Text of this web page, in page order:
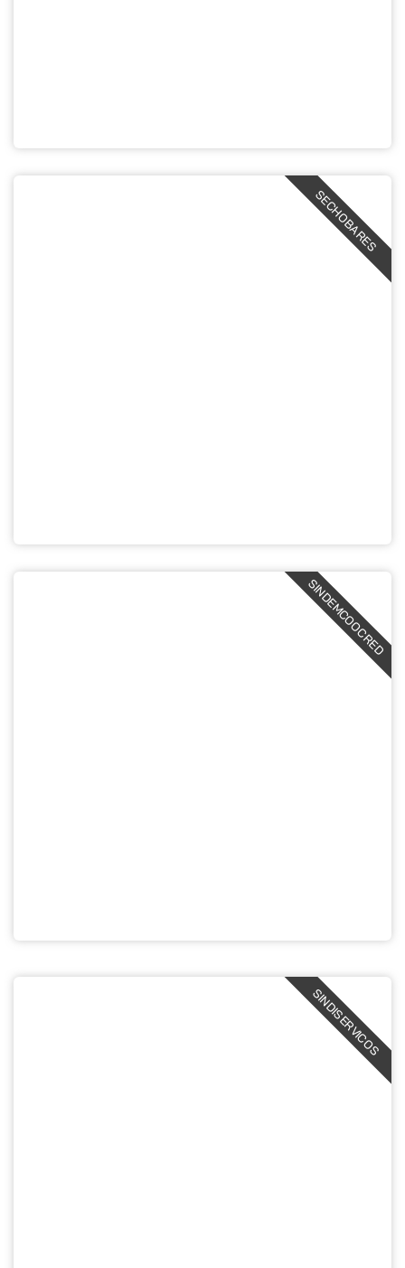
SECHOBARES
SINDEMCOOCRED
SINDISERVICOS